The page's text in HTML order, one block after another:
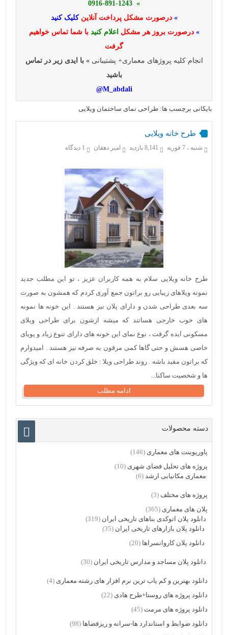
» 0916-891-1243
» درصورت مشکل پرداخت آنلاینکلیک کنید
» درصورت بروز هر مشکل اعلام کنید با شما تماس خواهیم
گرفت
انجام کلیه پروژهای معماری+ پشتیبانی» با ایدی زیر در تماس
باشید
M_abdali@
بایگانی برچسب ها: طراحی نمای ساختمان ویلایی
طرح خانه ویلایی
شنبه ، 7 فوریه 8,141 بازدید امیر دهقان 1 دیدگاه
طرح خانه ویلایی سلام به همه کاربران عزیز ، تو این مطلب جدید
نمونه ویلاهای زیبایی رو براتون جمع آوری کردم که همشون به صورت
سه بعدی طراحی شدن و دارای پلان نیز هستند . این خونه ها نمونه
های خوب خارجی هساتند که میشه ازشون برای طراحی ویلای
مسکونی ایده گرفت ، نوع نمای این خونه های دارای تنوع زیاد و پویای
خاصی هسش و حتی گاها کمی مرقون به صرفه نیز هستند . امیدوارم
که براتون مفید باشه . روند طراحی ویلا : خلق کردن خانه ای که ویژگی
ها و شخصیت ساکنا...
ادامه مطلب
دسته محصولات
پاورپوینت های معماری (146)
پروژه های تحلیل فضای شهری (10)
معماری مکانیابی ارشد (6)
پروژه های مختلف (3)
پلان های معماری (365)
دانلود پلان اتوکدی بناهای تاریخی ایران (319)
دانلود پلان بازارهای تاریخی ایران (35)
دانلود پلان کاروانسراها (20)
دانلود پلان مساجد و مدارس تاریخی ایران (30)
دانلود بهترین و کم یاب ترین نرم افزار های رشته معماری (4)
دانلود پروژه های روستا+طرح هادی (22)
دانلود پروژه های مرمت (45)
دانلود ضوابط و استاندارد ها-سرانه و ریزفضاها (98)